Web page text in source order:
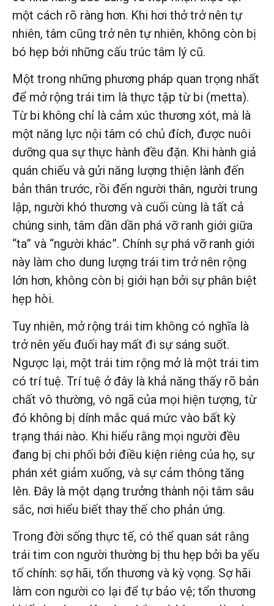
một cách rõ ràng hơn. Khi hơi thở trở nên tự
nhiên, tâm cũng trở nên tự nhiên, không còn bị
bó hẹp bởi những cấu trúc tâm lý cũ.
Một trong những phương pháp quan trọng nhất
để mở rộng trái tim là thực tập từ bi (metta).
Từ bi không chỉ là cảm xúc thương xót, mà là
một năng lực nội tâm có chủ đích, được nuôi
dưỡng qua sự thực hành đều đặn. Khi hành giả
quán chiếu và gửi năng lượng thiện lành đến
bản thân trước, rồi đến người thân, người trung
lập, người khó thương và cuối cùng là tất cả
chúng sinh, tâm dần dần phá vỡ ranh giới giữa
“ta” và “người khác”. Chính sự phá vỡ ranh giới
này làm cho dung lượng trái tim trở nên rộng
lớn hơn, không còn bị giới hạn bởi sự phân biệt
hẹp hòi.
Tuy nhiên, mở rộng trái tim không có nghĩa là
trở nên yếu đuối hay mất đi sự sáng suốt.
Ngược lại, một trái tim rộng mở là một trái tim
có trí tuệ. Trí tuệ ở đây là khả năng thấy rõ bản
chất vô thường, vô ngã của mọi hiện tượng, từ
đó không bị dính mắc quá mức vào bất kỳ
trạng thái nào. Khi hiểu rằng mọi người đều
đang bị chi phối bởi điều kiện riêng của họ, sự
phán xét giảm xuống, và sự cảm thông tăng
lên. Đây là một dạng trưởng thành nội tâm sâu
sắc, nơi hiểu biết thay thế cho phản ứng.
Trong đời sống thực tế, có thể quan sát rằng
trái tim con người thường bị thu hẹp bởi ba yếu
tố chính: sợ hãi, tổn thương và kỳ vọng. Sợ hãi
làm con người co lại để tự bảo vệ; tổn thương